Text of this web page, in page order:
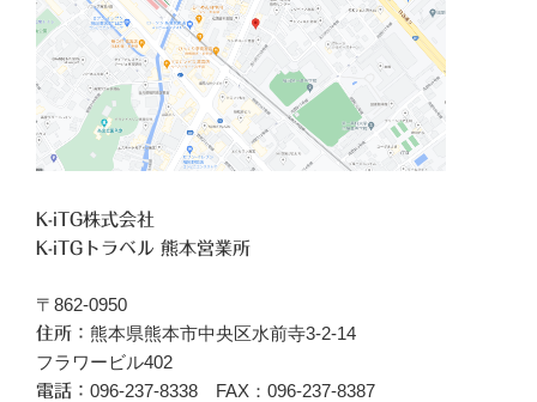
K-iTG株式会社
K-iTGトラベル 熊本営業所
〒862-0950
住所： 熊本県熊本市中央区水前寺3-2-14
フラワービル402
電話： 096‐237-8338 FAX：096-237-8387